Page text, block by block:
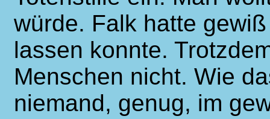
würde. Falk hatte
lassen konnte.
Menschen nicht. Wie
niemand, genug, im